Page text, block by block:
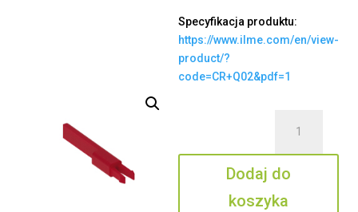
Specyfikacja produktu:
https://www.ilme.com/en/view-
product/?
code=CR+Q02&pdf=1
Q02
Dodaj do
koszyka